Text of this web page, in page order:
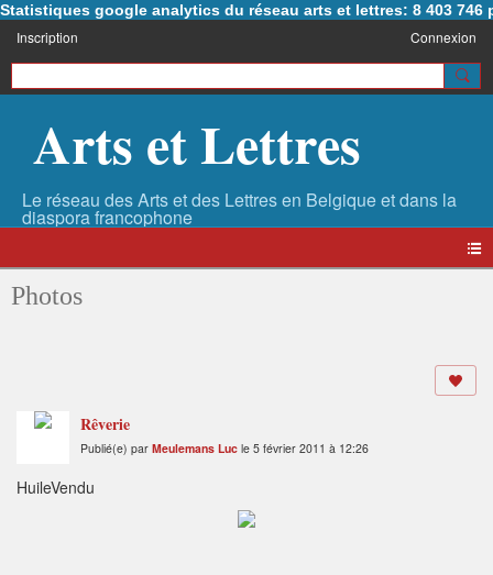
Statistiques google analytics du réseau arts et lettres: 8 403 746
Inscription Connexion
Arts et Lettres
Photos
Rêverie
Publié(e) par Meulemans Luc le 5 février 2011 à 12:26
HuileVendu